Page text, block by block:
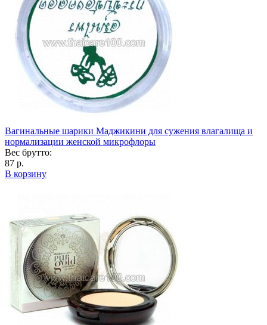
Вагинальные шарики Маджикини для сужения влагалища и
нормализации женской микрофлоры
Вес брутто:
87 р.
В корзину